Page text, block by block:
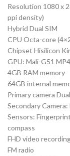
Resolution 1080 x
ppi density)
Hybrid Dual SIM
CPU Octa-core
Chipset Hisilicon
GPU: Mali-G51 MP4
4GB RAM memory
64GB internal
Primary camera
Secondary
Sensors:
compass
FHD video
FM radio